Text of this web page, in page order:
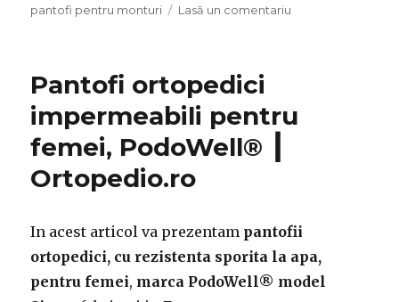
pantofi pentru monturi
Lasă un comentariu
deget
Pantofi ortopedici
impermeabili pentru
femei, PodoWell® ┃
Ortopedio.ro
In acest articol va prezentam pantofii
ortopedici, cu rezistenta sporita la apa,
pentru femei, marca PodoWell® model